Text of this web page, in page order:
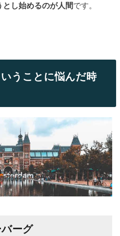
し始めるのが人間です。
うことに悩んだ時
ーグ